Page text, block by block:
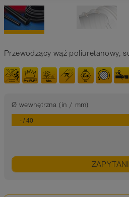
Przewodzący wąż poliuretanowy,
Ø wewnętrzna (in / mm)